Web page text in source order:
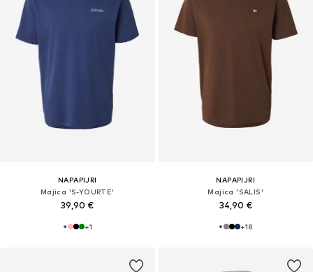
NAPAPIJRI
Majica 'S-YOURTE'
39,90 €
+1
NAPAPIJRI
Majica 'SALIS'
34,90 €
+18